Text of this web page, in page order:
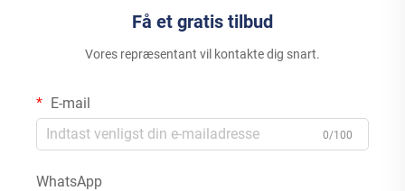
Få et gratis tilbud
Vores repræsentant vil kontakte dig snart.
E-mail
0/100
WhatsApp